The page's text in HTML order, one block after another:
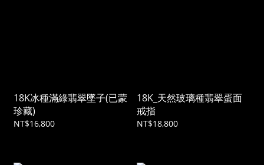
18K冰種滿綠翡翠墜子(已蒙
珍藏)
NT$16,800
18K_天然玻璃種翡翠蛋面
戒指
NT$18,800